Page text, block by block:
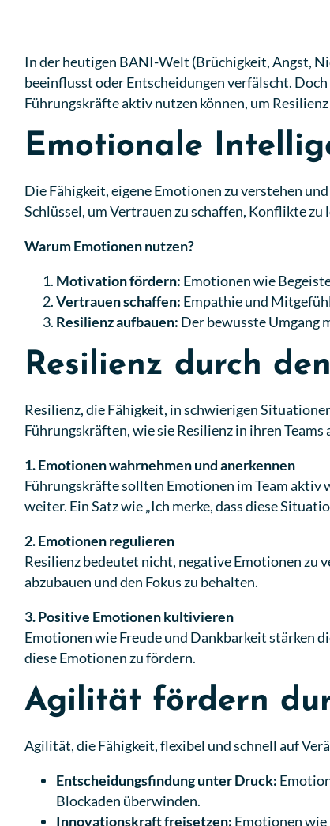
In der heutigen BANI-Welt (Brüchigkeit, Angst,
beeinflusst oder Entscheidungen verfälscht.
Führungskräfte aktiv nutzen können, um
Emotionale
Die Fähigkeit, eigene Emotionen zu verstehen
Schlüssel, um Vertrauen zu schaffen, Konflikte
Warum Emotionen nutzen?
Motivation fördern: Emotionen wie
Vertrauen schaffen: Empathie und
Resilienz aufbauen: Der bewusste Umgang
Resilienz durch
Resilienz, die Fähigkeit, in schwierigen
Führungskräften, wie sie Resilienz in ihren
1. Emotionen wahrnehmen und anerkennen
Führungskräfte sollten Emotionen im Team
weiter. Ein Satz wie „Ich merke, dass diese
2. Emotionen regulieren
Resilienz bedeutet nicht, negative Emotionen zu
abzubauen und den Fokus zu behalten.
3. Positive Emotionen kultivieren
Emotionen wie Freude und Dankbarkeit stärken
diese Emotionen zu fördern.
Agilität fördern
Agilität, die Fähigkeit, flexibel und schnell auf
Entscheidungsfindung unter Druck:
Blockaden überwinden.
Innovationskraft freisetzen: Emotionen